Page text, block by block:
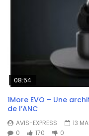
08:54
1More EVO – Une
de l’ANC
AVIS-EXPRESS
13
0
170 0